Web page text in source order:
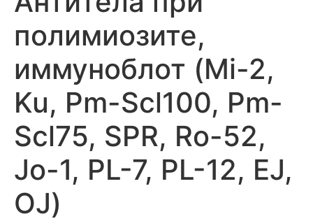
полимиозите,
иммуноблот (Mi-2,
Ku, Pm-Scl100, Pm-
Scl75, SPR, Ro-52,
Jo-1, PL-7, PL-12, EJ,
OJ)